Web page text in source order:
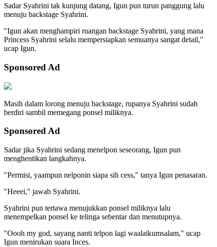
Sadar Syahrini tak kunjung datang, Igun pun turun panggung lalu
menuju backstage Syahrini.
"Igun akan menghampiri ruangan backstage Syahrini, yang mana
Princess Syahrini selalu mempersiapkan semuanya sangat detail,"
ucap Igun.
Sponsored Ad
Masih dalam lorong menuju backstage, rupanya Syahrini sudah
berdiri sambil memegang ponsel miliknya.
Sponsored Ad
Sadar jika Syahrini sedang menelpon seseorang, Igun pun
menghentikan langkahnya.
"Permisi, yaampun nelponin siapa sih cess," tanya Igun penasaran.
"Heeei," jawab Syahrini.
Syahrini pun tertawa menujukkan ponsel miliknya lalu
menempelkan ponsel ke telinga sebentar dan menutupnya.
"Oooh my god, sayang nanti telpon lagi waalaikumsalam," ucap
Igun menirukan suara Inces.